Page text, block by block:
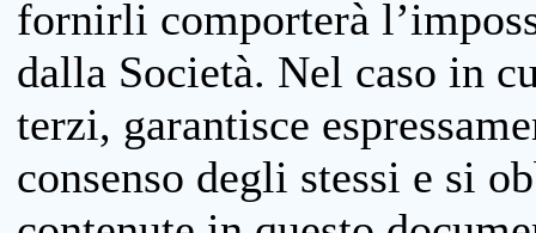
fornirli comporterà
dalla Società. Nel caso in
terzi, garantisce
consenso degli stessi e si